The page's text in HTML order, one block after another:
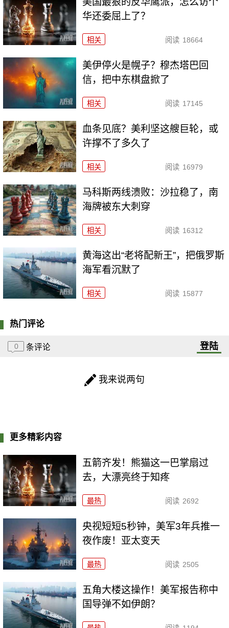
华还委屈上了？
相关 阅读 18664
美伊停火是幌子？穆杰塔巴回
信，把中东棋盘掀了
相关 阅读 17145
血条见底？美利坚这艘巨轮，或
许撑不了多久了
相关 阅读 16979
马科斯两线溃败：沙拉稳了，南
海牌被东大刺穿
相关 阅读 16312
黄海这出“老将配新王”，把俄罗斯
海军看沉默了
相关 阅读 15877
热门评论
0 条评论 登陆
我来说两句
更多精彩内容
五箭齐发！熊猫这一巴掌扇过
去，大漂亮终于知疼
最热 阅读 2692
央视短短5秒钟，美军3年兵推一
夜作废！亚太变天
最热 阅读 2505
五角大楼这操作！美军报告称中
国导弹不如伊朗？